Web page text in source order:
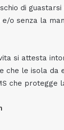
di guastarsi
o senza la
si attesta
che le isola da
che